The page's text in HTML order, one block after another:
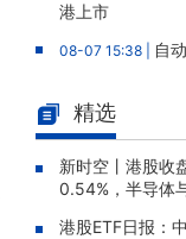
港上市
08-07 15:38 |
自
订单超2200万单
08-07 15:22 |南
K)午后涨1.55%
博
涨0.62%，成交
精选
新时空丨港股收
0.54%，半导体
港股ETF日报：